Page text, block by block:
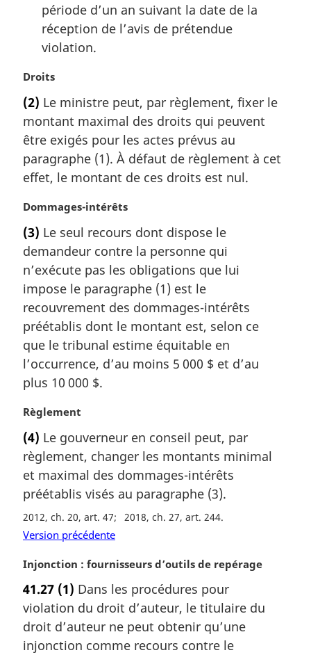
période d’un an suivant la date de la
réception de l’avis de prétendue
violation.
N
t
e
m
a
r
g
n
a
e
:
Droits
(2) Le ministre peut, par règlement, fixer le
montant maximal des droits qui peuvent
être exigés pour les actes prévus au
paragraphe (1). À défaut de règlement à cet
effet, le montant de ces droits est nul.
N
t
e
m
a
g
i
n
a
e
:
Dommages-intérêts
(3) Le seul recours dont dispose le
demandeur contre la personne qui
n’exécute pas les obligations que lui
impose le paragraphe (1) est le
recouvrement des dommages-intérêts
préétablis dont le montant est, selon ce
que le tribunal estime équitable en
l’occurrence, d’au moins 5 000 $ et d’au
plus 10 000 $.
N
t
e
m
a
r
g
i
a
e
:
Règlement
(4) Le gouverneur en conseil peut, par
règlement, changer les montants minimal
et maximal des dommages-intérêts
préétablis visés au paragraphe (3).
2012, ch. 20, art. 47 2018, ch. 27, art. 244
Version précédente
N
t
e
m
a
Injonction : fournisseurs d’outils de repérage
41.27 (1) Dans les procédures pour
violation du droit d’auteur, le titulaire du
droit d’auteur ne peut obtenir qu’une
injonction comme recours contre le